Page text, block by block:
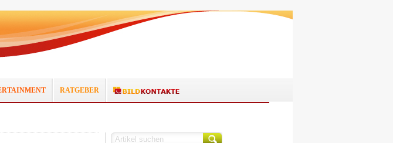
RATGEBER